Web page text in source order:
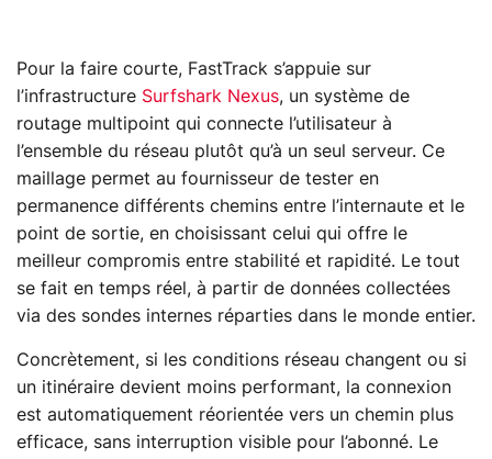
Pour la faire courte, FastTrack s’appuie sur
l’infrastructure Surfshark Nexus, un système de
routage multipoint qui connecte l’utilisateur à
l’ensemble du réseau plutôt qu’à un seul serveur. Ce
maillage permet au fournisseur de tester en
permanence différents chemins entre l’internaute et le
point de sortie, en choisissant celui qui offre le
meilleur compromis entre stabilité et rapidité. Le tout
se fait en temps réel, à partir de données collectées
via des sondes internes réparties dans le monde entier.
Concrètement, si les conditions réseau changent ou si
un itinéraire devient moins performant, la connexion
est automatiquement réorientée vers un chemin plus
efficace, sans interruption visible pour l’abonné. Le